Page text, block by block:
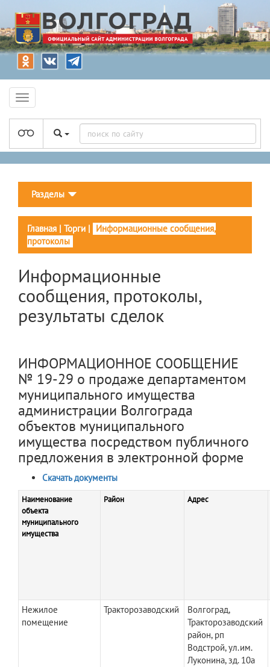
Разделы
Главная | Торги | Информационные сообщения,
протоколы
Информационные
сообщения, протоколы,
результаты сделок
ИНФОРМАЦИОННОЕ СООБЩЕНИЕ
№ 19-29 о продаже департаментом
муниципального имущества
администрации Волгограда
объектов муниципального
имущества посредством публичного
предложения в электронной форме
Скачать документы
Наименование
объекта
муниципального
имущества
Район Адрес
Нежилое
помещение
Тракторозаводский
Волгоград,
Тракторозаводский
район, рп
Водстрой, ул.им.
Луконина, зд. 10а